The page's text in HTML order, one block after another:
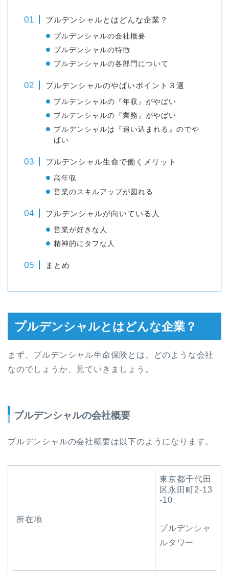
プルデンシャルとはどんな企業？
プルデンシャルの会社概要
プルデンシャルの特徴
プルデンシャルの各部門について
プルデンシャルのやばいポイント３選
プルデンシャルの『年収』がやばい
プルデンシャルの『業務』がやばい
プルデンシャルは『追い込まれる』のでや
ばい
プルデンシャル生命で働くメリット
高年収
営業のスキルアップが図れる
プルデンシャルが向いている人
営業が好きな人
精神的にタフな人
まとめ
プルデンシャルとはどんな企業？
まず、プルデンシャル生命保険とは、どのような会社
なのでしょうか、見ていきましょう。
プルデンシャルの会社概要
プルデンシャルの会社概要は以下のようになります。
所在地
東京都千代田
区永田町2-13
-10
プルデンシャ
ルタワー